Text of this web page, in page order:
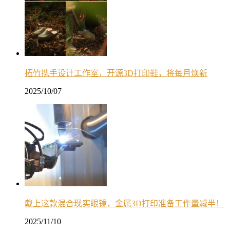
拓竹携手设计工作室，开源3D打印鞋，将每月焕新
2025/10/07
戴上这款混合现实眼镜，金属3D打印准备工作量减半！
2025/11/10